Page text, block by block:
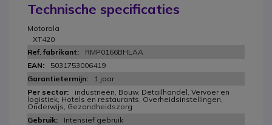
Technische specificaties
Motorola
XT420
RMP0166BHLAA
5031753006419
1 jaar
industrieën, Bouw, Detailhandel, Vervoer en
logistiek, Hotels en restaurants, Overheidsinstellingen,
Onderwijs, Gezondheidszorg
Intensief gebruik